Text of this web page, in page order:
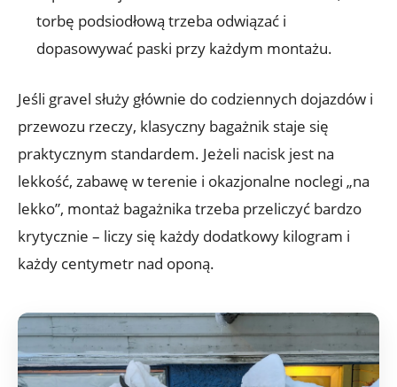
torbę podsiodłową trzeba odwiązać i
dopasowywać paski przy każdym montażu.
Jeśli gravel służy głównie do codziennych dojazdów i
przewozu rzeczy, klasyczny bagażnik staje się
praktycznym standardem. Jeżeli nacisk jest na
lekkość, zabawę w terenie i okazjonalne noclegi „na
lekko”, montaż bagażnika trzeba przeliczyć bardzo
krytycznie – liczy się każdy dodatkowy kilogram i
każdy centymetr nad oponą.